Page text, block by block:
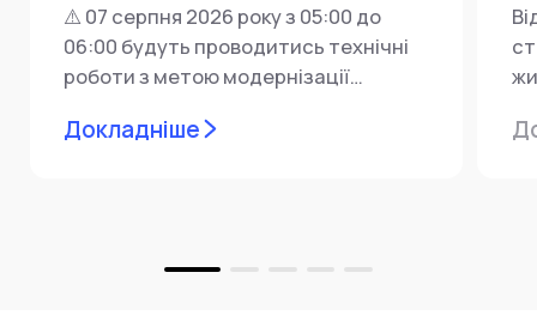
⚠️ 07 серпня 2026 року з 05:00 до
06:00 будуть проводитись технічні
роботи з метою модернізації
Докладніше